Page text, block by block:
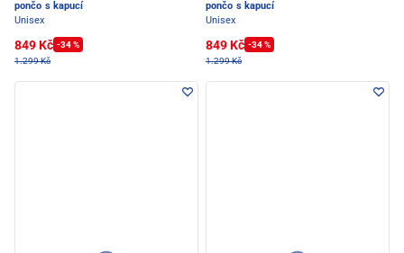
pončo s kapucí
Unisex
849 Kč -34 %
1.299 Kč
pončo s kapucí
Unisex
849 Kč -34 %
1.299 Kč